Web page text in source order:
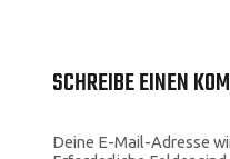
SCHREIBE EINEN
Deine E-Mail-Adresse